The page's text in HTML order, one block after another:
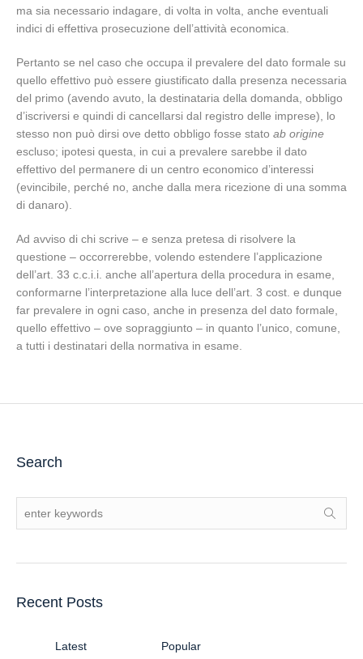
ma sia necessario indagare, di volta in volta, anche eventuali
indici di effettiva prosecuzione dell’attività economica.
Pertanto se nel caso che occupa il prevalere del dato formale su
quello effettivo può essere giustificato dalla presenza necessaria
del primo (avendo avuto, la destinataria della domanda, obbligo
d’iscriversi e quindi di cancellarsi dal registro delle imprese), lo
stesso non può dirsi ove detto obbligo fosse stato ab origine
escluso; ipotesi questa, in cui a prevalere sarebbe il dato
effettivo del permanere di un centro economico d’interessi
(evincibile, perché no, anche dalla mera ricezione di una somma
di danaro).
Ad avviso di chi scrive – e senza pretesa di risolvere la
questione – occorrerebbe, volendo estendere l’applicazione
dell’art. 33 c.c.i.i. anche all’apertura della procedura in esame,
conformarne l’interpretazione alla luce dell’art. 3 cost. e dunque
far prevalere in ogni caso, anche in presenza del dato formale,
quello effettivo – ove sopraggiunto – in quanto l’unico, comune,
a tutti i destinatari della normativa in esame.
Search
Recent Posts
Latest Popular